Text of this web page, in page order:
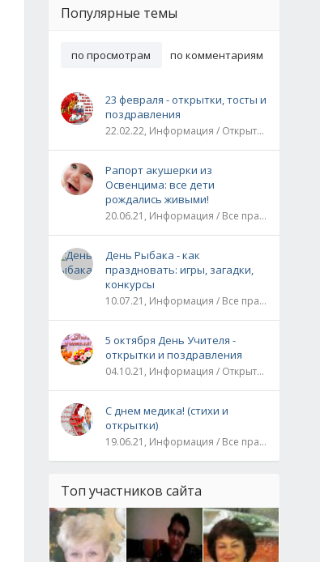
Популярные темы
по просмотрам по комментариям
23 февраля - открытки, тосты и
поздравления
22.02.22, Информация / Открытки / Все праздники
Рапорт акушерки из
Освенцима: все дети
рождались живыми!
20.06.21, Информация / Все праздники / Рассказы и истории
День Рыбака - как
праздновать: игры, загадки,
конкурсы
10.07.21, Информация / Все праздники
5 октября День Учителя -
открытки и поздравления
04.10.21, Информация / Открытки / Все праздники
С днем медика! (стихи и
открытки)
19.06.21, Информация / Все праздники
Топ участников сайта